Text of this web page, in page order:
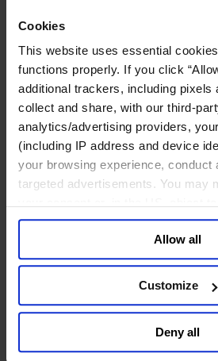
Cookies
This website uses essential
functions properly. If you click
additional trackers, including pixels
collect and share, with our third-
analytics/advertising providers,
(including IP address and device
your browsing experience, conduct
targeted advertisements. You may
your data for targeted advertising,
Sell or Share My Personal
the website. You must opt-out of
browser. For additional information
general collection and use of
Allow all
Customize
Deny all
化工与过程工业咨询团队
机械与工业技术
汽车与交通设备
能源业
金融服务业
主权财富基金
基础设施
投资银行、企业银行与金融市场
数字化资产、加密货币与Web 3
财富管理
零售金融服务
服务业